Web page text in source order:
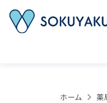
ホーム 薬